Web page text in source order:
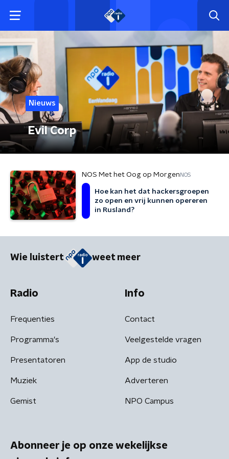
Nieuws
Evil Corp
NOS Met het Oog op Morgen NOS
Hoe kan het dat hackersgroepen
zo open en vrij kunnen opereren
in Rusland?
Wie luistert weet meer
Radio
Frequenties
Programma's
Presentatoren
Muziek
Gemist
Info
Contact
Veelgestelde vragen
App de studio
Adverteren
NPO Campus
Abonneer je op onze wekelijkse